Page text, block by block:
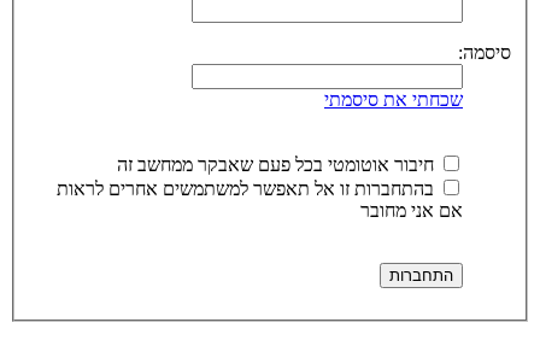
סיסמה:
שכחתי את סיסמתי
חיבור אוטומטי בכל פעם שאבקר ממחשב זה
בהתחברות זו אל תאפשר למשתמשים אחרים לראות
אם אני מחובר